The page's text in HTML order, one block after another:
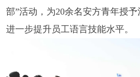
部”活动，为20余名安方青年授予
进一步提升员工语言技能水平。